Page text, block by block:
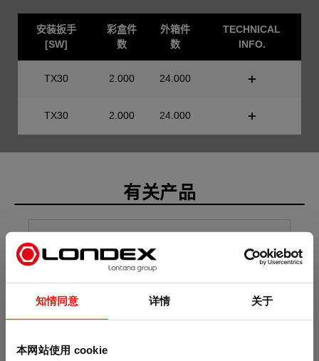
知情同意 详情 关于
本网站使用 cookie
安装扳手
[SW]
彩盒件
数
外箱件
数
TECHNICAL
INFO.
TX30 2.000 24.000
TX30 2.000 24.000
有关产品